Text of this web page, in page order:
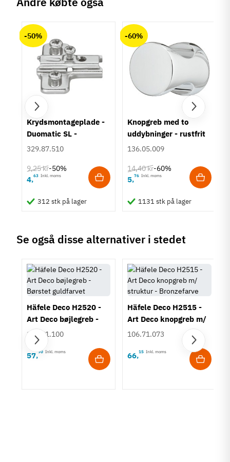
Produktinformation
Materiale
Zinklegering
Overflade
Børstet
Hulafstand
128 mm
160 mm
192 mm
Farve
Sort
M4 bolt
Bøjlegreb
TilstandNy
-50%
Krydsmontageplade -
Duomatic SL -
Euroskruer
329.87.510
9,25 kr-50%
4,63 Inkl. moms
312 stk på lager
-60%
Knopgreb med to
uddybninger - rustfrit
stål
136.05.009
14,40 kr-60%
5,76 Inkl. moms
1131 stk på lager
Se også disse alternativer i stedet
Häfele Deco H2520 -
Art Deco bøjlegreb -
Børstet guldfarvet
106.71.100
57,90 Inkl. moms
Häfele Deco H2515 -
Art Deco knopgreb m/
struktur - Bronzefarve
106.71.073
66,15 Inkl. moms